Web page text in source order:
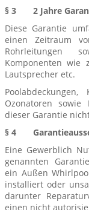
§ 3 2 Jahre
Diese Garantie
einen Zeitraum
Rohrleitungen
Komponenten wie
Lautsprecher etc.
Poolabdeckungen,
Ozonatoren
dieser Garantie
§ 4
Eine Gewerblich
genannten
ein Außen
installiert oder
darunter
einen nicht